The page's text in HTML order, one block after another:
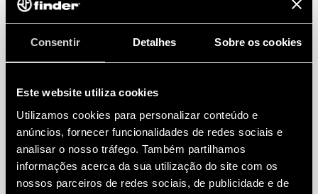
Consentir Detalhes Sobre os cookies
Este website utiliza cookies
Utilizamos cookies para personalizar conteúdo e
anúncios, fornecer funcionalidades de redes sociais e
analisar o nosso tráfego. Também partilhamos
informações acerca da sua utilização do site com os
nossos parceiros de redes sociais, de publicidade e de